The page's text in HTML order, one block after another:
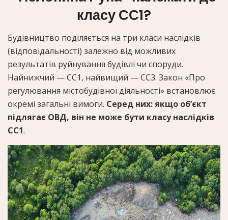
класу СС1?
Будівництво поділяється на три класи наслідків
(відповідальності) залежно від можливих
результатів руйнування будівлі чи споруди.
Найнижчий — СС1, найвищий — СС3. Закон «Про
регулювання містобудівної діяльності» встановлює
окремі загальні вимоги. Серед них: якщо об’єкт
підлягає ОВД, він не може бути класу наслідків
СС1.